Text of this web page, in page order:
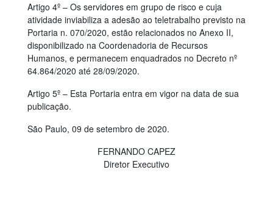
Artigo 4º – Os servidores em grupo de risco e cuja
atividade inviabiliza a adesão ao teletrabalho previsto na
Portaria n. 070/2020, estão relacionados no Anexo II,
disponibilizado na Coordenadoria de Recursos
Humanos, e permanecem enquadrados no Decreto nº
64.864/2020 até 28/09/2020.
Artigo 5º – Esta Portaria entra em vigor na data de sua
publicação.
São Paulo, 09 de setembro de 2020.
FERNANDO CAPEZ
Diretor Executivo